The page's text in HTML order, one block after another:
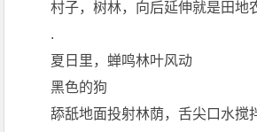
村子，树林，向后延伸就是田地
.
夏日里，蝉鸣林叶风动
黑色的狗
舔舐地面投射林荫，舌尖口水搅